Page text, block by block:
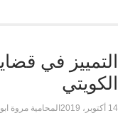
التمييز في
الكويتي
14 أكتوبر، 2019 المحامية مروة ابو